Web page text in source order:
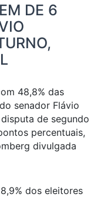
DE 6
48,8% das
senador Flávio
de segundo
percentuais,
divulgada
dos eleitores